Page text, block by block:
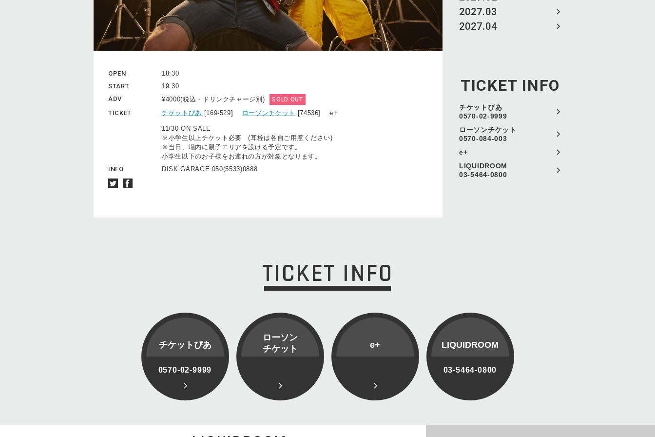
2027.03
2027.04
TICKET INFO
チケットぴあ
0570-02-9999
ローソンチケット
0570-084-003
e+
LIQUIDROOM
03-5464-0800
OPEN
18:30
START
19:30
ADV
¥4000(税込・ドリンクチャージ別) SOLD OUT
TICKET チケットぴあ [169-529] ローソンチケット [74536] e+
11/30 ON SALE
※小学生以上チケット必要 (耳栓は各自ご用意ください)
※当日、場内に親子エリアを設ける予定です。
小学生以下のお子様をお連れの方が対象となります。
INFO
DISK GARAGE 050(5533)0888
TICKET INFO
チケットぴあ
0570-02-9999
ローソン
チケット
e+ LIQUIDROOM
03-5464-0800